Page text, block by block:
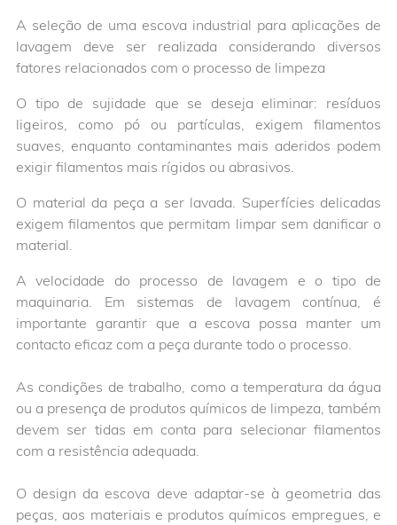
A seleção de uma escova industrial para aplicações de
lavagem deve ser realizada considerando diversos
fatores relacionados com o processo de limpeza
O tipo de sujidade que se deseja eliminar: resíduos
ligeiros, como pó ou partículas, exigem filamentos
suaves, enquanto contaminantes mais aderidos podem
exigir filamentos mais rígidos ou abrasivos.
O material da peça a ser lavada. Superfícies delicadas
exigem filamentos que permitam limpar sem danificar o
material.
A velocidade do processo de lavagem e o tipo de
maquinaria. Em sistemas de lavagem contínua, é
importante garantir que a escova possa manter um
contacto eficaz com a peça durante todo o processo.
As condições de trabalho, como a temperatura da água
ou a presença de produtos químicos de limpeza, também
devem ser tidas em conta para selecionar filamentos
com a resistência adequada.
O design da escova deve adaptar-se à geometria das
peças, aos materiais e produtos químicos empregues, e